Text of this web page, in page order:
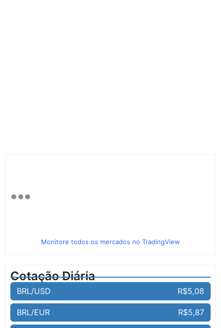
Monitore todos os mercados no TradingView
Cotação Diária
BRL/USD R$5,08
BRL/EUR R$5,87